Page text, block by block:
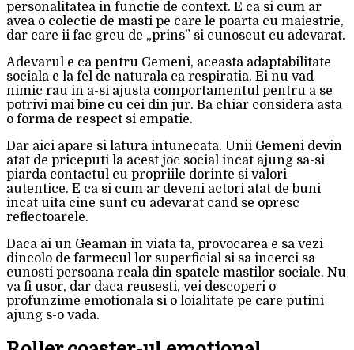
personalitatea in functie de context. E ca si cum ar
avea o colectie de masti pe care le poarta cu maiestrie,
dar care ii fac greu de „prins” si cunoscut cu adevarat.
Adevarul e ca pentru Gemeni, aceasta adaptabilitate
sociala e la fel de naturala ca respiratia. Ei nu vad
nimic rau in a-si ajusta comportamentul pentru a se
potrivi mai bine cu cei din jur. Ba chiar considera asta
o forma de respect si empatie.
Dar aici apare si latura intunecata. Unii Gemeni devin
atat de priceputi la acest joc social incat ajung sa-si
piarda contactul cu propriile dorinte si valori
autentice. E ca si cum ar deveni actori atat de buni
incat uita cine sunt cu adevarat cand se opresc
reflectoarele.
Daca ai un Geaman in viata ta, provocarea e sa vezi
dincolo de farmecul lor superficial si sa incerci sa
cunosti persoana reala din spatele mastilor sociale. Nu
va fi usor, dar daca reusesti, vei descoperi o
profunzime emotionala si o loialitate pe care putini
ajung s-o vada.